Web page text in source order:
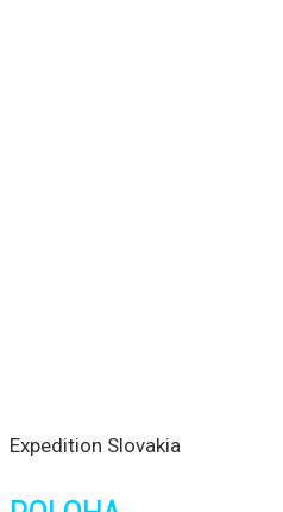
Expedition Slovakia